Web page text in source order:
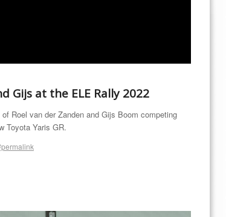
Gijs at the ELE Rally 2022
Roel van der Zanden and Gijs Boom competing
Toyota Yaris GR.